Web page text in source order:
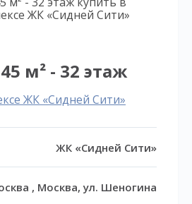
м² - 32 этаж
ЖК «Сидней Сити»
ЖК «Сидней Сити»
, Москва, ул. Шеногина